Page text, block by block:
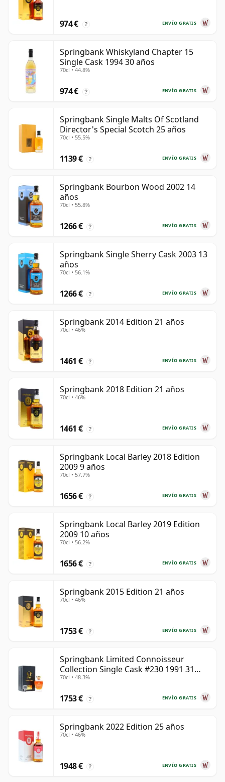
ENVÍO GRATIS
974 € ?
Springbank Whiskyland Chapter 15
Single Cask 1994 30 años
70cl • 44.8%
ENVÍO GRATIS
974 € ?
Springbank Single Malts Of Scotland
Director's Special Scotch 25 años
70cl • 55.5%
ENVÍO GRATIS
1139 € ?
Springbank Bourbon Wood 2002 14
años
70cl • 55.8%
ENVÍO GRATIS
1266 € ?
Springbank Single Sherry Cask 2003 13
años
70cl • 56.1%
ENVÍO GRATIS
1266 € ?
Springbank 2014 Edition 21 años
70cl • 46%
ENVÍO GRATIS
1461 € ?
Springbank 2018 Edition 21 años
70cl • 46%
ENVÍO GRATIS
1461 € ?
Springbank Local Barley 2018 Edition
2009 9 años
70cl • 57.7%
ENVÍO GRATIS
1656 € ?
Springbank Local Barley 2019 Edition
2009 10 años
70cl • 56.2%
ENVÍO GRATIS
1656 € ?
Springbank 2015 Edition 21 años
70cl • 46%
ENVÍO GRATIS
1753 € ?
Springbank Limited Connoisseur
Collection Single Cask #230 1991 31
años
70cl • 48.3%
ENVÍO GRATIS
1753 € ?
Springbank 2022 Edition 25 años
70cl • 46%
ENVÍO GRATIS
1948 € ?